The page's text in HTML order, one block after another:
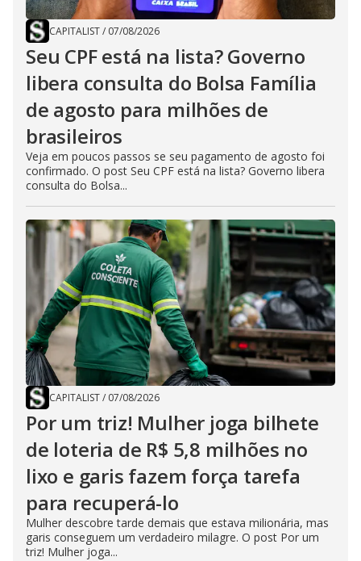
CAPITALIST/ 07/08/2026
Seu CPF está na lista? Governo
libera consulta do Bolsa Família
de agosto para milhões de
brasileiros
Veja em poucos passos se seu pagamento de agosto foi
confirmado. O post Seu CPF está na lista? Governo libera
consulta do Bolsa...
CAPITALIST/ 07/08/2026
Por um triz! Mulher joga bilhete
de loteria de R$ 5,8 milhões no
lixo e garis fazem força tarefa
para recuperá-lo
Mulher descobre tarde demais que estava milionária, mas
garis conseguem um verdadeiro milagre. O post Por um
triz! Mulher joga...